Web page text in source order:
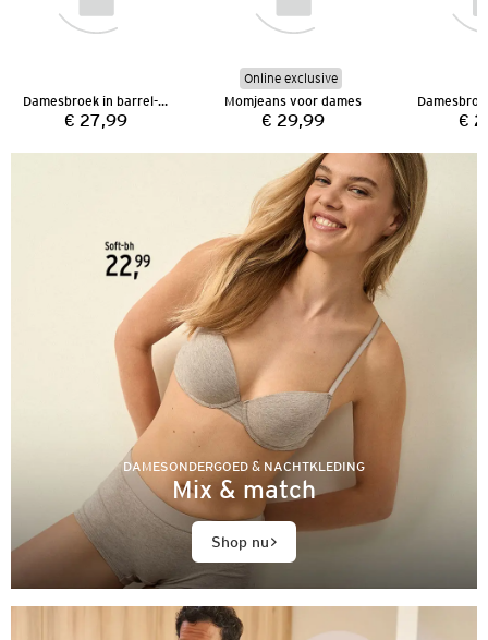
Damesbroek in barrel-model
Prijs:
€ 27,99
Online exclusive
Momjeans voor dames
Prijs:
€ 29,99 €
DAMESONDERGOED & NACHTKLEDING
Mix & match
Shop nu